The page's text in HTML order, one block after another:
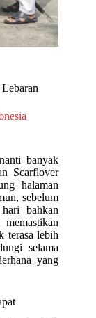
banyak
Scarflover
halaman
sebelum
bahkan
terasa lebih
selama
yang